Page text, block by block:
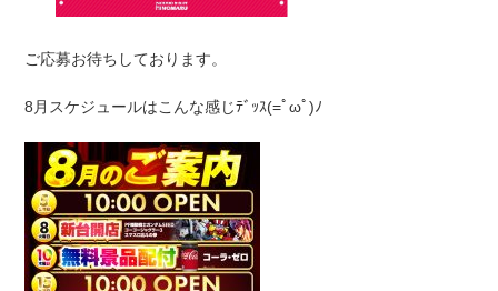
ご応募お待ちしております。
8月スケジュールはこんな感じﾃﾞｯｽ(=ﾟωﾟ)ﾉ